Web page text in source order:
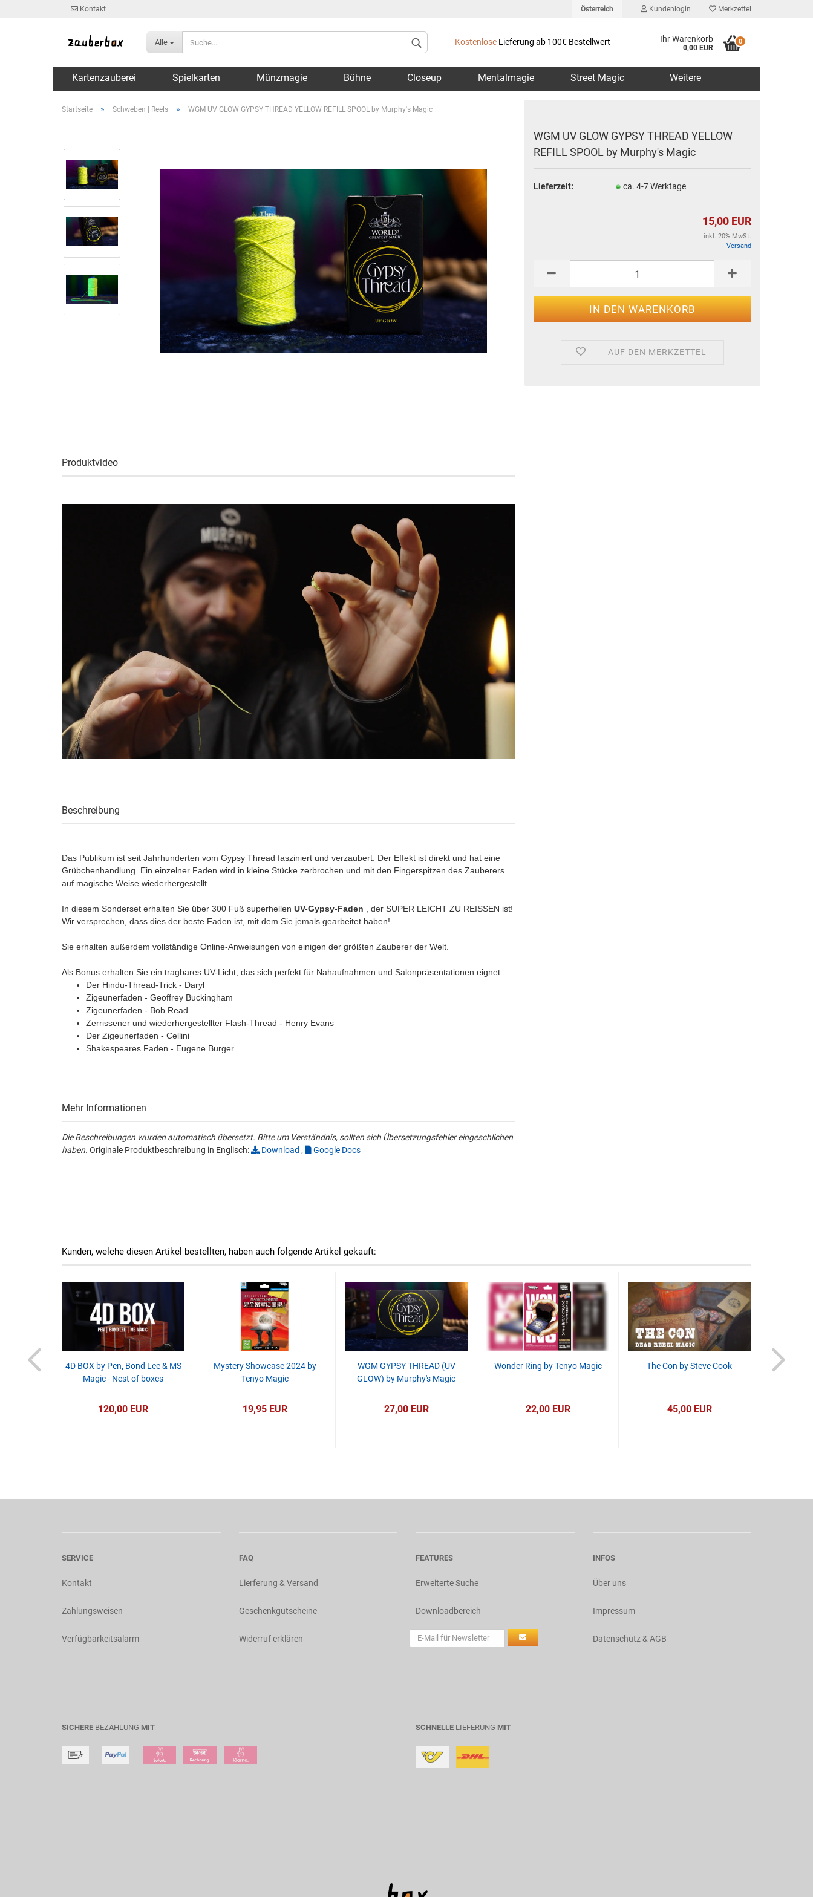
Kontakt Österreich
Lieferland
Kundenlogin Merkzettel
Alle Kostenlose Lieferung ab 100€ Bestellwert Ihr Warenkorb
0,00 EUR
0
Kartenzauberei Spielkarten Münzmagie Bühne Closeup Mentalmagie Street Magic Weitere
Startseite » Schweben | Reels » WGM UV GLOW GYPSY THREAD YELLOW REFILL SPOOL by Murphy's Magic
WGM UV GLOW GYPSY THREAD YELLOW
REFILL SPOOL by Murphy's Magic
Lieferzeit: ca. 4-7 Werktage
15,00 EUR
inkl. 20% MwSt.
Versand
AUF DEN MERKZETTEL
Produktvideo
Beschreibung
Das Publikum ist seit Jahrhunderten vom Gypsy Thread fasziniert und verzaubert. Der Effekt ist direkt und hat eine
Grübchenhandlung. Ein einzelner Faden wird in kleine Stücke zerbrochen und mit den Fingerspitzen des Zauberers
auf magische Weise wiederhergestellt.
In diesem Sonderset erhalten Sie über 300 Fuß superhellen UV-Gypsy-Faden , der SUPER LEICHT ZU REISSEN ist!
Wir versprechen, dass dies der beste Faden ist, mit dem Sie jemals gearbeitet haben!
Sie erhalten außerdem vollständige Online-Anweisungen von einigen der größten Zauberer der Welt.
Als Bonus erhalten Sie ein tragbares UV-Licht, das sich perfekt für Nahaufnahmen und Salonpräsentationen eignet.
Der Hindu-Thread-Trick - Daryl
Zigeunerfaden - Geoffrey Buckingham
Zigeunerfaden - Bob Read
Zerrissener und wiederhergestellter Flash-Thread - Henry Evans
Der Zigeunerfaden - Cellini
Shakespeares Faden - Eugene Burger
Mehr Informationen
Die Beschreibungen wurden automatisch übersetzt. Bitte um Verständnis, sollten sich Übersetzungsfehler eingeschlichen
haben. Originale Produktbeschreibung in Englisch: Download , Google Docs
Kunden, welche diesen Artikel bestellten, haben auch folgende Artikel gekauft:
Mickael
4D BOX by Pen, Bond Lee & MS
Magic - Nest of boxes
120,00 EUR
Mystery Showcase 2024 by
Tenyo Magic
19,95 EUR
WGM GYPSY THREAD (UV
GLOW) by Murphy's Magic
27,00 EUR
Wonder Ring by Tenyo Magic
22,00 EUR
The Con by Steve Cook
45,00 EUR
Hookups
SERVICE
Kontakt
Zahlungsweisen
Verfügbarkeitsalarm
FAQ
Lierferung & Versand
Geschenkgutscheine
Widerruf erklären
FEATURES
Erweiterte Suche
Downloadbereich
INFOS
Über uns
Impressum
Datenschutz & AGB
SICHERE BEZAHLUNG MIT SCHNELLE LIEFERUNG MIT